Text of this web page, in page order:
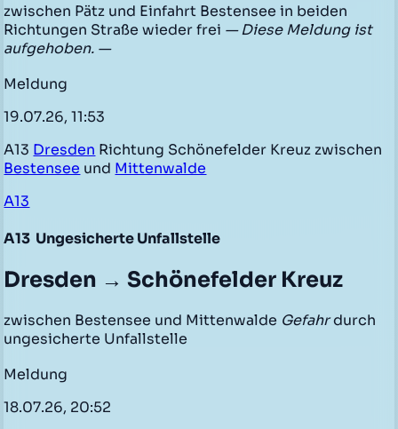
zwischen Pätz und Einfahrt Bestensee in beiden
Richtungen Straße wieder frei — Diese Meldung ist
aufgehoben. —
Meldung
19.07.26, 11:53
A13 Dresden Richtung Schönefelder Kreuz zwischen
Bestensee und Mittenwalde
A13
A13 Ungesicherte Unfallstelle
Dresden → Schönefelder Kreuz
zwischen Bestensee und Mittenwalde Gefahrdurch
ungesicherte Unfallstelle
Meldung
18.07.26, 20:52